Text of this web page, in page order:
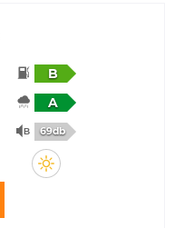
B
A
69db